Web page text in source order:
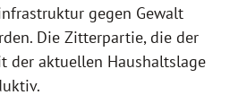
gegen Gewalt
Die Zitterpartie, die der
der aktuellen Haushaltslage